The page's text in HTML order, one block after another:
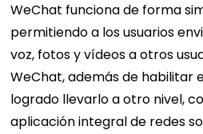
WeChat funciona de forma
permitiendo a los usuarios
voz, fotos y vídeos a otros
WeChat, además de habilitar
logrado llevarlo a otro nivel,
aplicación integral de redes